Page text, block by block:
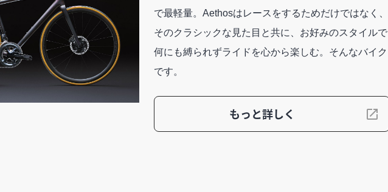
で最軽量。Aethosはレースをするためだけではなく、
そのクラシックな見た目と共に、お好みのスタイルで
何にも縛られずライドを心から楽しむ。そんなバイク
です。
もっと詳しく